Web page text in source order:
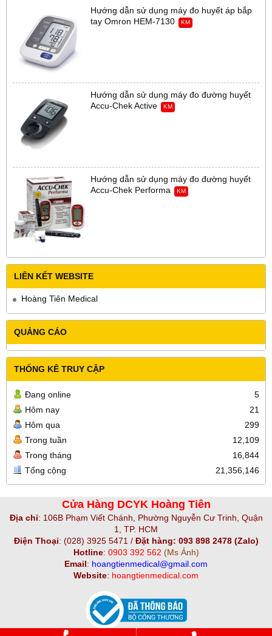
Hướng dẫn sử dụng máy đo huyết áp bắp
tay Omron HEM-7130
KM
Hướng dẫn sử dụng máy đo đường huyết
Accu-Chek Active
KM
Hướng dẫn sử dụng máy đo đường huyết
Accu-Chek Performa
KM
LIÊN KẾT WEBSITE
Hoàng Tiên Medical
QUẢNG CÁO
THỐNG KÊ TRUY CẬP
Đang online
5
Hôm nay
21
Hôm qua
299
Trong tuần
12,109
Trong tháng
16,844
Tổng cộng
21,356,146
Cửa Hàng DCYK Hoàng Tiên
Địa chỉ: 106B Phạm Viết Chánh, Phường Nguyễn Cư Trinh, Quận
1, TP. HCM
Điện Thoại: (028) 3925 5471 / Đặt hàng: 093 898 2478 (Zalo)
Hotline: 0903 392 562 (Ms Ảnh)
Email: hoangtienmedical@gmail.com
Website: hoangtienmedical.com